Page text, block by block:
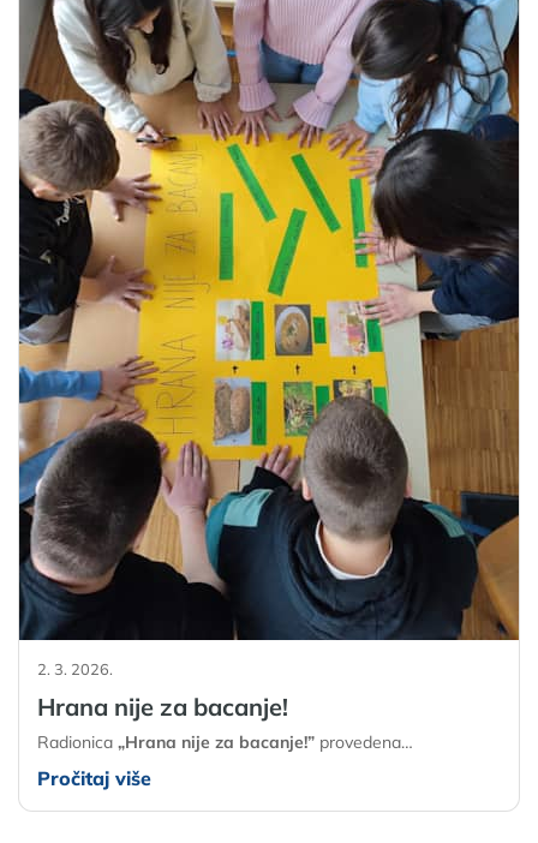
2. 3. 2026.
Hrana nije za bacanje!
Radionica „Hrana nije za bacanje!” provedena…
Pročitaj više